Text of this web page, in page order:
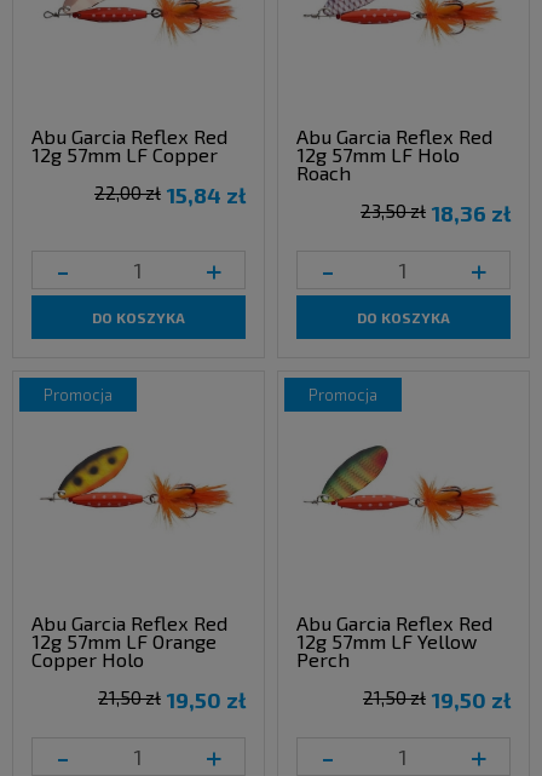
Abu Garcia Reflex Red
12g 57mm LF Copper
15,84 zł
22,00 zł
- +
DO KOSZYKA
Abu Garcia Reflex Red
12g 57mm LF Holo
Roach
18,36 zł
23,50 zł
- +
DO KOSZYKA
Abu Garcia Reflex Red
12g 57mm LF Orange
Copper Holo
19,50 zł
21,50 zł
- +
promocja
Abu Garcia Reflex Red
12g 57mm LF Yellow
Perch
19,50 zł
21,50 zł
- +
promocja